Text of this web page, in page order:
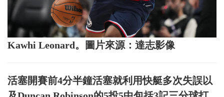
Kawhi Leonard。圖片來源：達志影像
活塞開賽前4分半鐘活塞就利用快艇多次失誤以